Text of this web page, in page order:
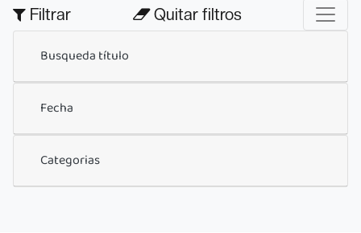
Filtrar Quitar filtros
Busqueda título
Fecha
Categorias